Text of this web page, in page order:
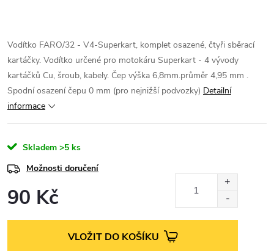
Vodítko FARO/32 - V4-Superkart, komplet osazené, čtyři sběrací
kartáčky. Vodítko určené pro motokáru Superkart - 4 vývody
kartáčků Cu, šroub, kabely. Čep výška 6,8mm.průměr 4,95 mm .
Spodní osazení čepu 0 mm (pro nejnižší podvozky) Detailní
informace
Skladem >5 ks
Možnosti doručení
90 Kč
VLOŽIT DO KOŠÍKU